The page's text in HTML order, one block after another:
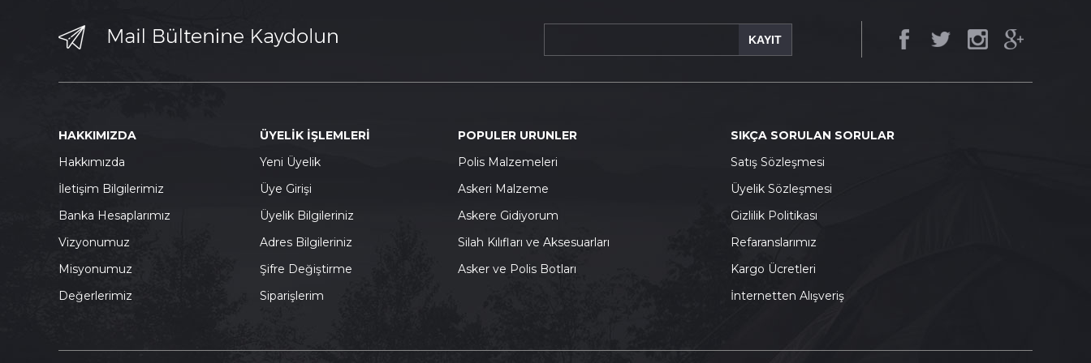
KAYIT
HAKKIMIZDA ÜYELİK İŞLEMLERİ POPULER URUNLER
SIKÇA SORULAN SORULAR
Hakkımızda
Yeni Üyelik Polis Malzemeleri Satış Sözleşmesi
İletişim Bilgilerimiz
Üye Girişi Askeri Malzeme Üyelik Sözleşmesi
Banka Hesaplarımız
Üyelik Bilgileriniz Askere Gidiyorum Gizlilik Politikası
Vizyonumuz
Adres Bilgileriniz Silah Kılıfları ve Aksesuarları
Refaranslarımız
Misyonumuz
Şifre Değiştirme Asker ve Polis Botları Kargo Ücretleri
Değerlerimiz
Siparişlerim İnternetten Alışveriş